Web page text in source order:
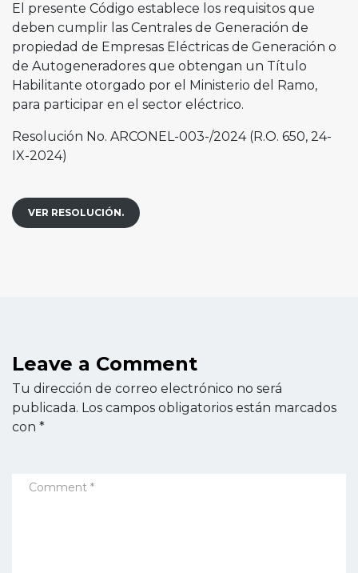
El presente Código establece los requisitos que
deben cumplir las Centrales de Generación de
propiedad de Empresas Eléctricas de Generación o
de Autogeneradores que obtengan un Título
Habilitante otorgado por el Ministerio del Ramo,
para participar en el sector eléctrico.
Resolución No. ARCONEL-003-/2024 (R.O. 650, 24-
IX-2024)
VER RESOLUCIÓN.
Leave a Comment
Tu dirección de correo electrónico no será
publicada. Los campos obligatorios están marcados
con *